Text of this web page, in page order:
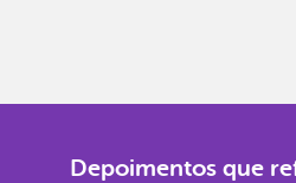
Depoimentos que